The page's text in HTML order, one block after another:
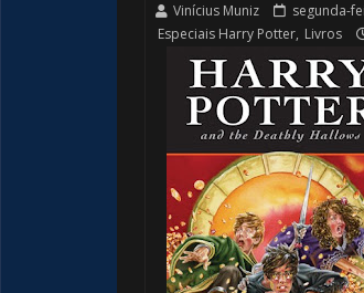
Vinícius Muniz segunda-
Especiais Harry Potter, Livros
1️⃣ 8️⃣